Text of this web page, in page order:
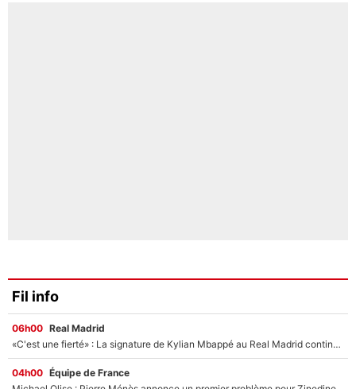
Fil info
06h00 Real Madrid
«C'est une fierté» : La signature de Kylian Mbappé au Real Madrid continue de régaler l'Espagne
04h00 Équipe de France